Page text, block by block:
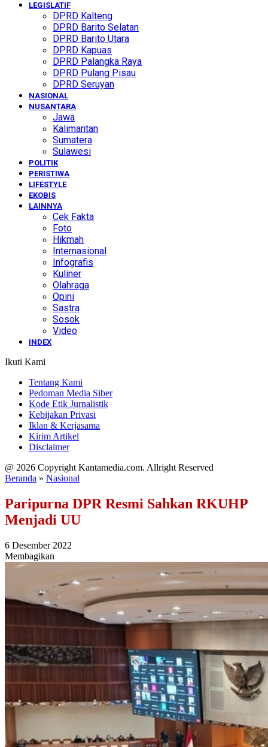
LEGISLATIF
DPRD Kalteng
DPRD Barito Selatan
DPRD Barito Utara
DPRD Kapuas
DPRD Palangka Raya
DPRD Pulang Pisau
DPRD Seruyan
NASIONAL
NUSANTARA
Jawa
Kalimantan
Sumatera
Sulawesi
POLITIK
PERISTIWA
LIFESTYLE
EKOBIS
LAINNYA
Cek Fakta
Foto
Hikmah
Internasional
Infografis
Kuliner
Olahraga
Opini
Sastra
Sosok
Video
INDEX
Ikuti Kami
Tentang Kami
Pedoman Media Siber
Kode Etik Jurnalistik
Kebijakan Privasi
Iklan & Kerjasama
Kirim Artikel
Disclaimer
@ 2026 Copyright Kantamedia.com. Allright Reserved
Beranda » Nasional
Paripurna DPR Resmi Sahkan RKUHP
Menjadi UU
6 Desember 2022
Membagikan